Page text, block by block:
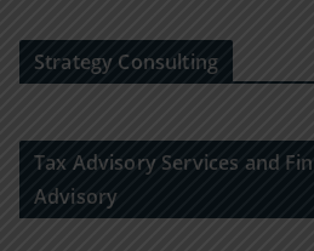
Strategy Consulting
Tax Advisory Services and
Advisory